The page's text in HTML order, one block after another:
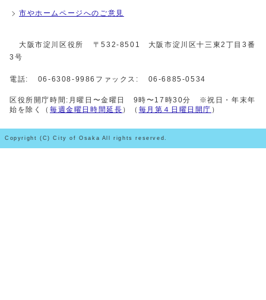
市やホームページへのご意見
大阪市淀川区役所
〒532-8501 大阪市淀川区十三東2丁目3番
3号
電話: 06-6308-9986 ファックス: 06-6885-0534
区役所開庁時間:月曜日〜金曜日 9時〜17時30分 ※祝日・年末年
始を除く（ 毎週金曜日時間延長 ）（ 毎月第４日曜日開庁 ）
Copyright (C) City of Osaka All rights reserved.